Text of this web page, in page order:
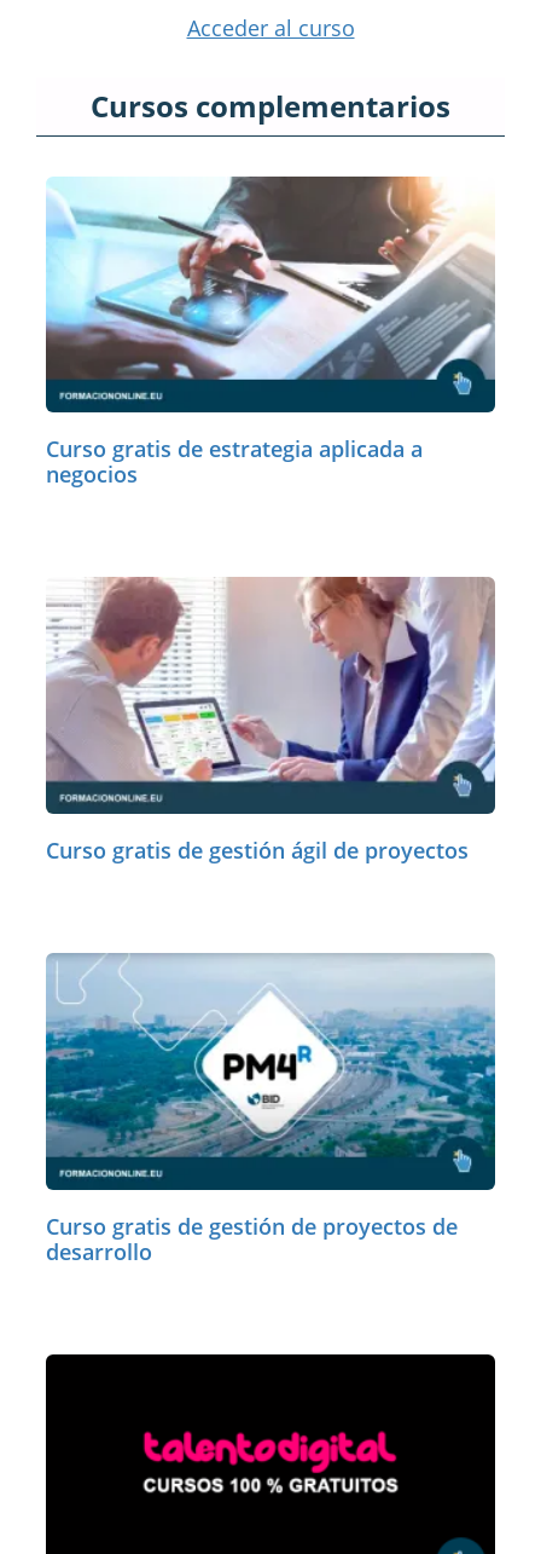
Acceder al curso
Cursos complementarios
Curso gratis de estrategia aplicada a
negocios
Curso gratis de gestión ágil de proyectos
Curso gratis de gestión de proyectos de
desarrollo